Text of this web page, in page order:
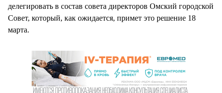
делегировать в состав совета директоров Омский городской
Совет, который, как ожидается, примет это решение 18
марта.